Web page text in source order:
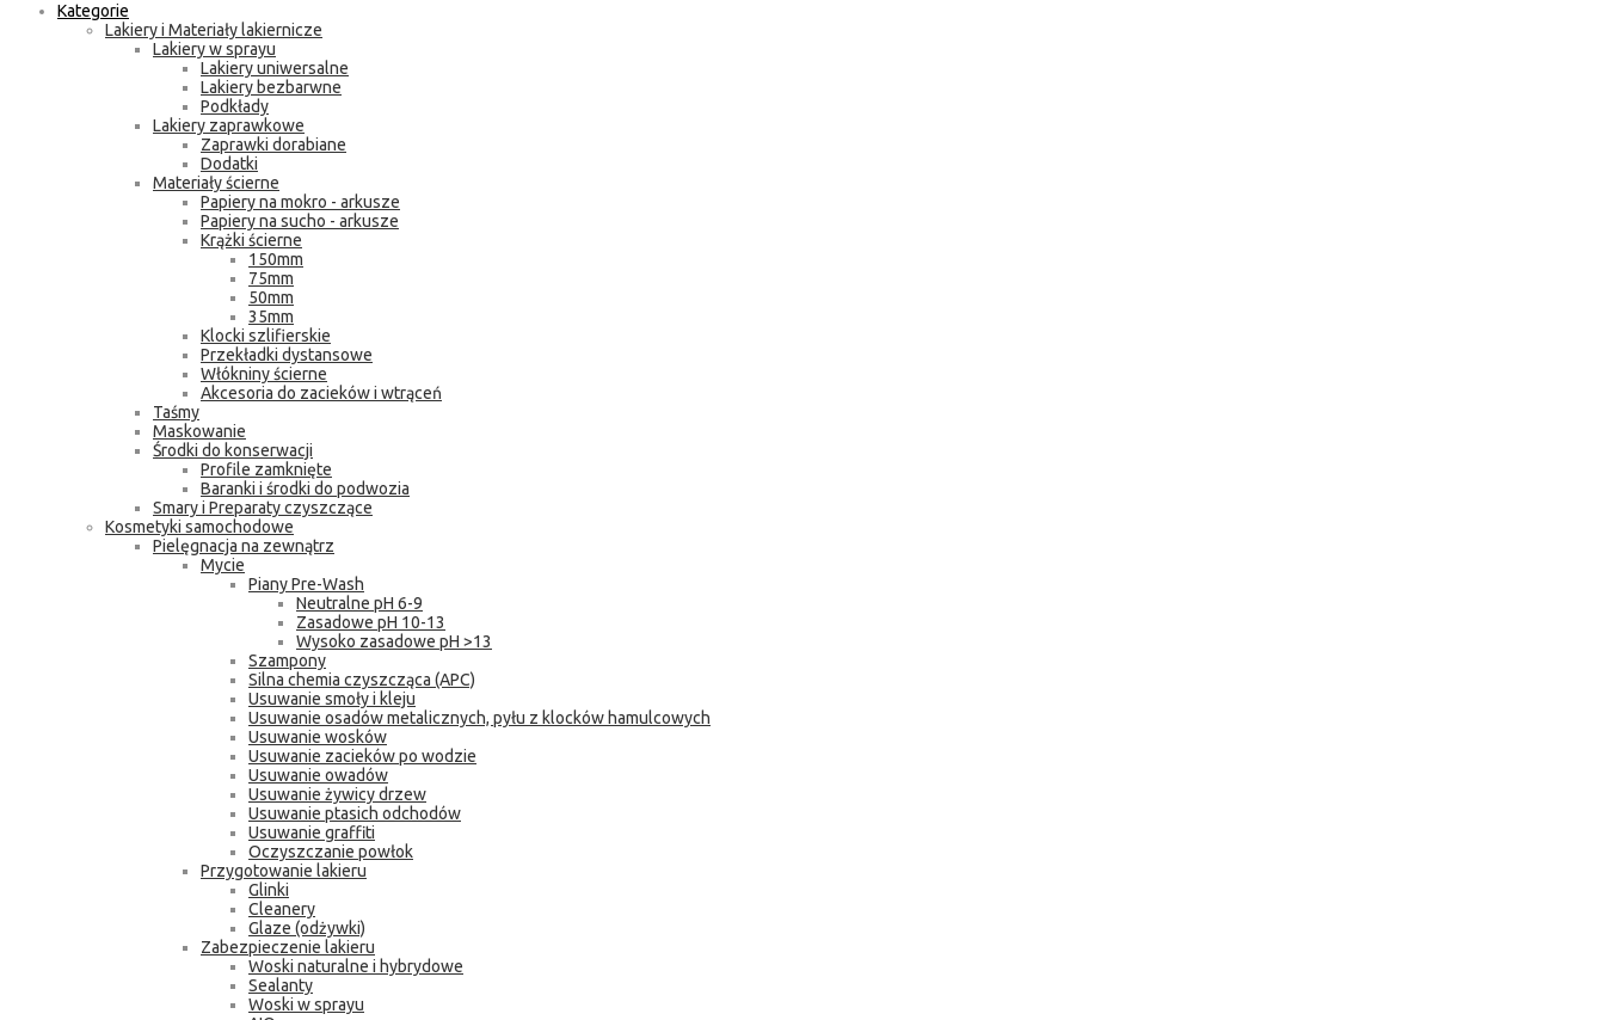
Kategorie
Lakiery i Materiały lakiernicze
Lakiery w sprayu
Lakiery uniwersalne
Lakiery bezbarwne
Podkłady
Lakiery zaprawkowe
Zaprawki dorabiane
Dodatki
Materiały ścierne
Papiery na mokro - arkusze
Papiery na sucho - arkusze
Krążki ścierne
150mm
75mm
50mm
35mm
Klocki szlifierskie
Przekładki dystansowe
Włókniny ścierne
Akcesoria do zacieków i wtrąceń
Taśmy
Maskowanie
Środki do konserwacji
Profile zamknięte
Baranki i środki do podwozia
Smary i Preparaty czyszczące
Kosmetyki samochodowe
Pielęgnacja na zewnątrz
Mycie
Piany Pre-Wash
Neutralne pH 6-9
Zasadowe pH 10-13
Wysoko zasadowe pH >13
Szampony
Silna chemia czyszcząca (APC)
Usuwanie smoły i kleju
Usuwanie osadów metalicznych, pyłu z klocków hamulcowych
Usuwanie wosków
Usuwanie zacieków po wodzie
Usuwanie owadów
Usuwanie żywicy drzew
Usuwanie ptasich odchodów
Usuwanie graffiti
Oczyszczanie powłok
Przygotowanie lakieru
Glinki
Cleanery
Glaze (odżywki)
Zabezpieczenie lakieru
Woski naturalne i hybrydowe
Sealanty
Woski w sprayu